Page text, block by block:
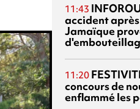
11:43
accident
Jamaïque
11:20
concours de
enflammé les